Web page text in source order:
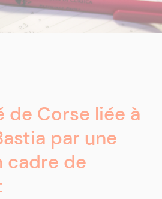
de Corse liée à
par une
cadre de